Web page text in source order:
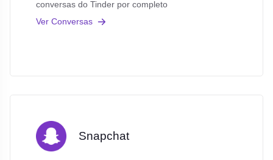
conversas do Tinder por completo
Ver Conversas
Snapchat